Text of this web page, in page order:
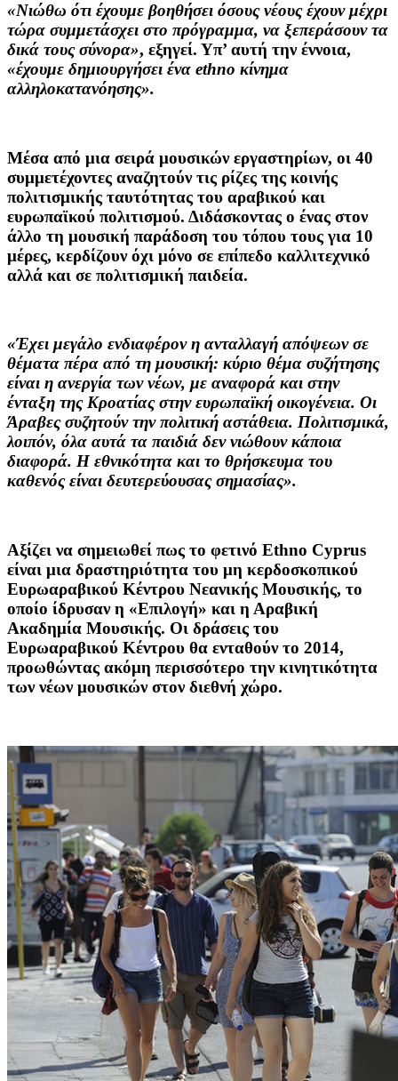
«Νιώθω ότι έχουμε βοηθήσει όσους νέους έχουν μέχρι
τώρα συμμετάσχει στο πρόγραμμα, να ξεπεράσουν τα
δικά τους σύνορα», εξηγεί. Υπ’ αυτή την έννοια,
«έχουμε δημιουργήσει ένα ethno κίνημα
αλληλοκατανόησης».
Μέσα από μια σειρά μουσικών εργαστηρίων, οι 40
συμμετέχοντες αναζητούν τις ρίζες της κοινής
πολιτισμικής ταυτότητας του αραβικού και
ευρωπαϊκού πολιτισμού. Διδάσκοντας ο ένας στον
άλλο τη μουσική παράδοση του τόπου τους για 10
μέρες, κερδίζουν όχι μόνο σε επίπεδο καλλιτεχνικό
αλλά και σε πολιτισμική παιδεία.
«Έχει μεγάλο ενδιαφέρον η ανταλλαγή απόψεων σε
θέματα πέρα από τη μουσική: κύριο θέμα συζήτησης
είναι η ανεργία των νέων, με αναφορά και στην
ένταξη της Κροατίας στην ευρωπαϊκή οικογένεια. Οι
Άραβες συζητούν την πολιτική αστάθεια. Πολιτισμικά,
λοιπόν, όλα αυτά τα παιδιά δεν νιώθουν κάποια
διαφορά. Η εθνικότητα και το θρήσκευμα του
καθενός είναι δευτερεύουσας σημασίας».
Αξίζει να σημειωθεί πως το φετινό Ethno Cyprus
είναι μια δραστηριότητα του μη κερδοσκοπικού
Ευρωαραβικού Κέντρου Νεανικής Μουσικής, το
οποίο ίδρυσαν η «Επιλογή» και η Αραβική
Ακαδημία Μουσικής. Οι δράσεις του
Ευρωαραβικού Κέντρου θα ενταθούν το 2014,
προωθώντας ακόμη περισσότερο την κινητικότητα
των νέων μουσικών στον διεθνή χώρο.